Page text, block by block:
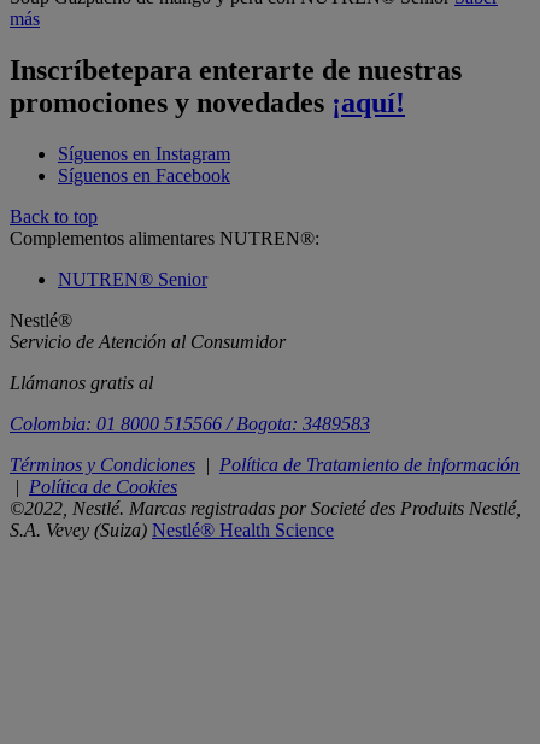
más
Inscríbetepara enterarte de nuestras
promociones y novedades ¡aquí!
Síguenos en Instagram
Síguenos en Facebook
Back to top
Complementos alimentares NUTREN®:
NUTREN® Senior
Nestlé®
Servicio de Atención al Consumidor
Llámanos gratis al
Colombia: 01 8000 515566 / Bogota: 3489583
Términos y Condiciones | Política de Tratamiento de información
| Política de Cookies
©2022, Nestlé. Marcas registradas por Societé des Produits Nestlé,
S.A. Vevey (Suiza) Nestlé® Health Science